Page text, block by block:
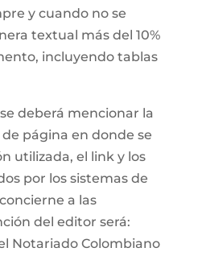
y cuando no se
textual más del 10%
incluyendo tablas
deberá mencionar la
página en donde se
utilizada, el link y los
por los sistemas de
a las
del editor será:
Notariado Colombiano